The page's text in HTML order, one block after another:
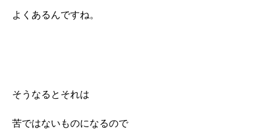
よくあるんですね。
そうなるとそれは
苦ではないものになるので